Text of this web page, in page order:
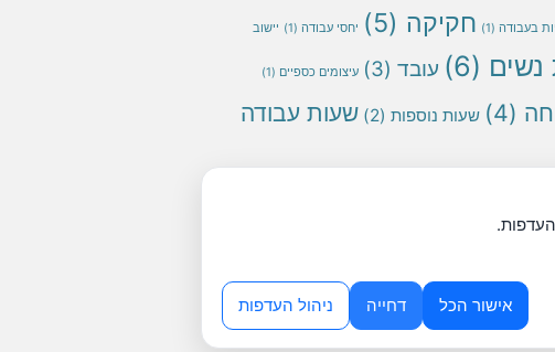
בעבודה (1) חקיקה (5) יחסי עבודה (1) יישוב
נשים (6) עובד (3) עיצומים כספיים (1)
(4) שעות נוספות (2)
שעות עבודה
אישור הכל דחייה ניהול העדפות